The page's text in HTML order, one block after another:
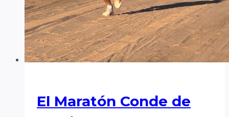
El Maratón Conde de